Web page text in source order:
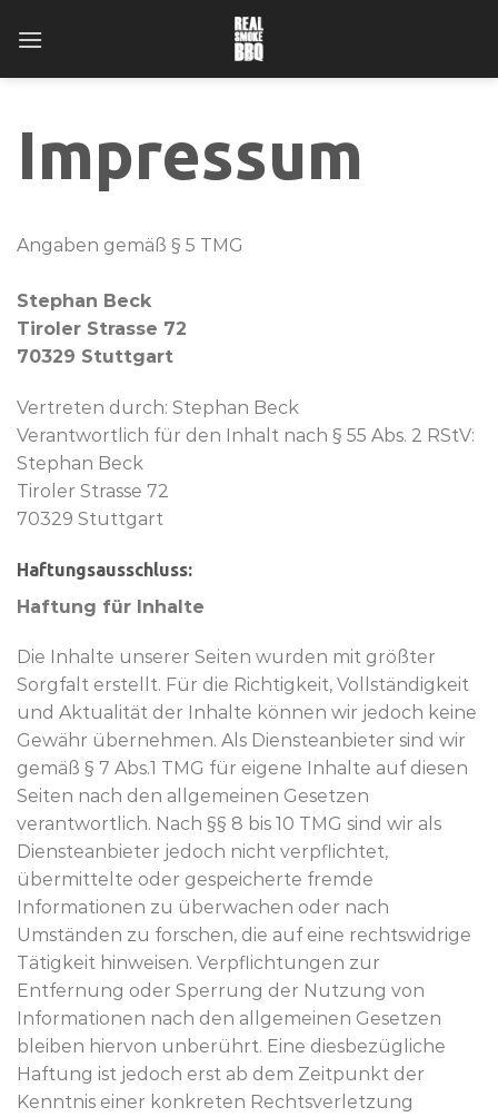
Impressum
Angaben gemäß § 5 TMG
Stephan Beck
Tiroler Strasse 72
70329 Stuttgart
Vertreten durch: Stephan Beck
Verantwortlich für den Inhalt nach § 55 Abs. 2 RStV:
Stephan Beck
Tiroler Strasse 72
70329 Stuttgart
Haftungsausschluss:
Haftung für Inhalte
Die Inhalte unserer Seiten wurden mit größter
Sorgfalt erstellt. Für die Richtigkeit, Vollständigkeit
und Aktualität der Inhalte können wir jedoch keine
Gewähr übernehmen. Als Diensteanbieter sind wir
gemäß § 7 Abs.1 TMG für eigene Inhalte auf diesen
Seiten nach den allgemeinen Gesetzen
verantwortlich. Nach §§ 8 bis 10 TMG sind wir als
Diensteanbieter jedoch nicht verpflichtet,
übermittelte oder gespeicherte fremde
Informationen zu überwachen oder nach
Umständen zu forschen, die auf eine rechtswidrige
Tätigkeit hinweisen. Verpflichtungen zur
Entfernung oder Sperrung der Nutzung von
Informationen nach den allgemeinen Gesetzen
bleiben hiervon unberührt. Eine diesbezügliche
Haftung ist jedoch erst ab dem Zeitpunkt der
Kenntnis einer konkreten Rechtsverletzung